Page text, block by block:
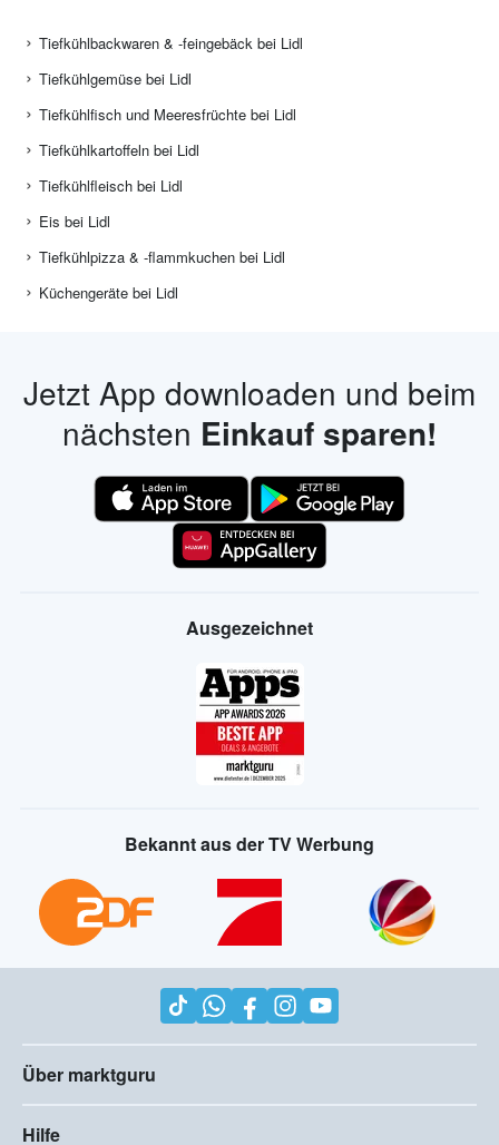
Tiefkühlbackwaren & -feingebäck bei Lidl
Tiefkühlgemüse bei Lidl
Tiefkühlfisch und Meeresfrüchte bei Lidl
Tiefkühlkartoffeln bei Lidl
Tiefkühlfleisch bei Lidl
Eis bei Lidl
Tiefkühlpizza & -flammkuchen bei Lidl
Küchengeräte bei Lidl
Jetzt App downloaden und beim
nächsten Einkauf sparen!
Ausgezeichnet
Bekannt aus der TV Werbung
Über marktguru
Hilfe